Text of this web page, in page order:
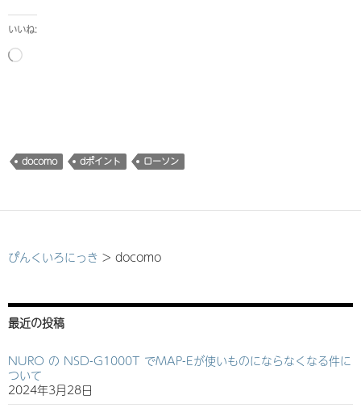
いいね:
読
docomo dポイント ローソン
ぴんくいろにっき > docomo
最近の投稿
NURO の NSD-G1000T でMAP-Eが使いものにならなくなる件に
ついて
2024年3月28日